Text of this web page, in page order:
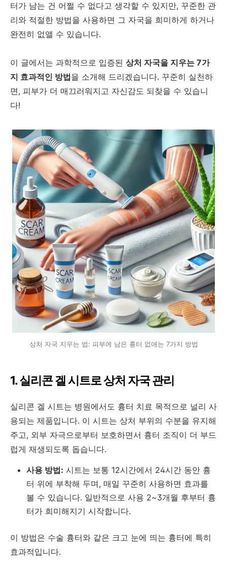
터가 남는 건 어쩔 수 없다고 생각할 수 있지만, 꾸준한 관
리와 적절한 방법을 사용하면 그 자국을 희미하게 하거나
완전히 없앨 수 있습니다.
이 글에서는 과학적으로 입증된 상처 자국을 지우는 7가
지 효과적인 방법을 소개해 드리겠습니다. 꾸준히 실천하
면, 피부가 더 매끄러워지고 자신감도 되찾을 수 있습니
다!
상처 자국 지우는 법: 피부에 남은 흉터 없애는 7가지 방법
1. 실리콘 겔 시트로 상처 자국 관리
실리콘 겔 시트는 병원에서도 흉터 치료 목적으로 널리 사
용되는 제품입니다. 이 시트는 상처 부위의 수분을 유지해
주고, 외부 자극으로부터 보호하면서 흉터 조직이 더 부드
럽게 재생되도록 돕습니다.
사용 방법: 시트는 보통 12시간에서 24시간 동안 흉
터 위에 부착해 두며, 매일 꾸준히 사용하면 효과를
볼 수 있습니다. 일반적으로 사용 2~3개월 후부터 흉
터가 희미해지기 시작합니다.
이 방법은 수술 흉터와 같은 크고 눈에 띄는 흉터에 특히
효과적입니다.